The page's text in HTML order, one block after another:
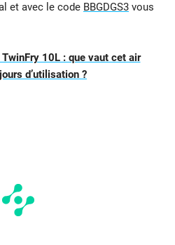
et avec le code BBGDGS3 vous
TwinFry 10L : que vaut cet air
d’utilisation ?